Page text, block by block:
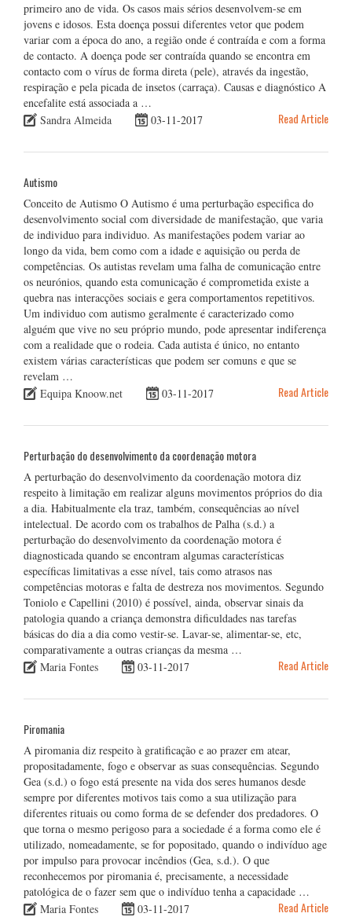
primeiro ano de vida. Os casos mais sérios desenvolvem-se em
jovens e idosos. Esta doença possui diferentes vetor que podem
variar com a época do ano, a região onde é contraída e com a forma
de contacto. A doença pode ser contraída quando se encontra em
contacto com o vírus de forma direta (pele), através da ingestão,
respiração e pela picada de insetos (carraça). Causas e diagnóstico A
encefalite está associada a …
Sandra Almeida
03-11-2017 Read Article
Autismo
Conceito de Autismo O Autismo é uma perturbação especifica do
desenvolvimento social com diversidade de manifestação, que varia
de individuo para individuo. As manifestações podem variar ao
longo da vida, bem como com a idade e aquisição ou perda de
competências. Os autistas revelam uma falha de comunicação entre
os neurónios, quando esta comunicação é comprometida existe a
quebra nas interacções sociais e gera comportamentos repetitivos.
Um individuo com autismo geralmente é caracterizado como
alguém que vive no seu próprio mundo, pode apresentar indiferença
com a realidade que o rodeia. Cada autista é único, no entanto
existem várias características que podem ser comuns e que se
revelam …
Equipa Knoow.net
03-11-2017 Read Article
Perturbação do desenvolvimento da coordenação motora
A perturbação do desenvolvimento da coordenação motora diz
respeito à limitação em realizar alguns movimentos próprios do dia
a dia. Habitualmente ela traz, também, consequências ao nível
intelectual. De acordo com os trabalhos de Palha (s.d.) a
perturbação do desenvolvimento da coordenação motora é
diagnosticada quando se encontram algumas características
específicas limitativas a esse nível, tais como atrasos nas
competências motoras e falta de destreza nos movimentos. Segundo
Toniolo e Capellini (2010) é possível, ainda, observar sinais da
patologia quando a criança demonstra dificuldades nas tarefas
básicas do dia a dia como vestir-se. Lavar-se, alimentar-se, etc,
comparativamente a outras crianças da mesma …
Maria Fontes
03-11-2017 Read Article
Piromania
A piromania diz respeito à gratificação e ao prazer em atear,
propositadamente, fogo e observar as suas consequências. Segundo
Gea (s.d.) o fogo está presente na vida dos seres humanos desde
sempre por diferentes motivos tais como a sua utilização para
diferentes rituais ou como forma de se defender dos predadores. O
que torna o mesmo perigoso para a sociedade é a forma como ele é
utilizado, nomeadamente, se for popositado, quando o indivíduo age
por impulso para provocar incêndios (Gea, s.d.). O que
reconhecemos por piromania é, precisamente, a necessidade
patológica de o fazer sem que o indivíduo tenha a capacidade …
Maria Fontes
03-11-2017 Read Article